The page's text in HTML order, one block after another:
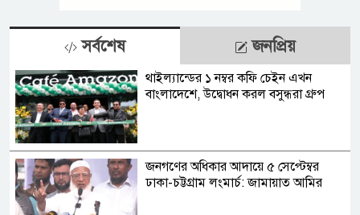
সর্বশেষ জনপ্রিয়
থাইল্যান্ডের ১ নম্বর কফি চেইন এখন
বাংলাদেশে, উদ্বোধন করল বসুন্ধরা গ্রুপ
জনগণের অধিকার আদায়ে ৫ সেপ্টেম্বর
ঢাকা-চট্টগ্রাম লংমার্চ: জামায়াত আমির